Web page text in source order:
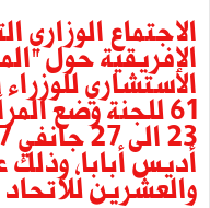
الاجتماع الوزاري
الإفريقية حول
الاستشاري
أديس أبابا، وذلك
والعشرين للاتحاد